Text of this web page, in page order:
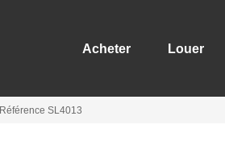
Acheter Louer
Référence SL4013